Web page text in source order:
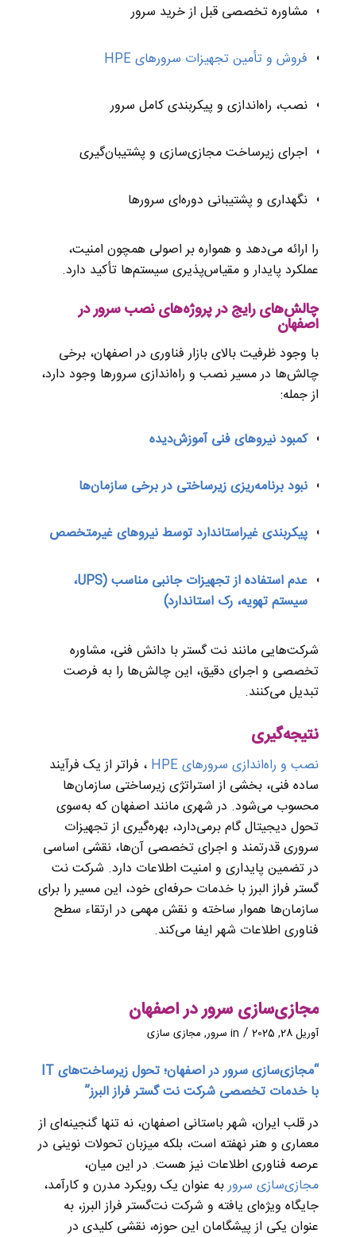
مشاوره تخصصی قبل از خرید سرور
فروش و تأمین تجهیزات سرورهای HPE
نصب، راه‌اندازی و پیکربندی کامل سرور
اجرای زیرساخت مجازی‌سازی و پشتیبان‌گیری
نگهداری و پشتیبانی دوره‌ای سرورها
را ارائه می‌دهد و همواره بر اصولی همچون امنیت،
عملکرد پایدار و مقیاس‌پذیری سیستم‌ها تأکید دارد.
چالش‌های رایج در پروژه‌های نصب سرور در
اصفهان
با وجود ظرفیت بالای بازار فناوری در اصفهان، برخی
چالش‌ها در مسیر نصب و راه‌اندازی سرورها وجود دارد،
از جمله:
کمبود نیروهای فنی آموزش‌دیده
نبود برنامه‌ریزی زیرساختی در برخی سازمان‌ها
پیکربندی غیراستاندارد توسط نیروهای غیرمتخصص
عدم استفاده از تجهیزات جانبی مناسب (UPS،
سیستم تهویه، رک استاندارد)
شرکت‌هایی مانند نت گستر با دانش فنی، مشاوره
تخصصی و اجرای دقیق، این چالش‌ها را به فرصت
تبدیل می‌کنند.
نتیجه‌گیری
نصب و راه‌اندازی سرورهای HPE
، فراتر از یک فرآیند
ساده فنی، بخشی از استراتژی زیرساختی سازمان‌ها
محسوب می‌شود. در شهری مانند اصفهان که به‌سوی
تحول دیجیتال گام برمی‌دارد، بهره‌گیری از تجهیزات
سروری قدرتمند و اجرای تخصصی آن‌ها، نقشی اساسی
در تضمین پایداری و امنیت اطلاعات دارد. شرکت نت
گستر فراز البرز با خدمات حرفه‌ای خود، این مسیر را برای
سازمان‌ها هموار ساخته و نقش مهمی در ارتقاء سطح
فناوری اطلاعات شهر ایفا می‌کند.
مجازی‌سازی سرور در اصفهان
آوریل 28, 2025 /
in سرور, مجازی سازی
“مجازی‌سازی سرور در اصفهان؛ تحول زیرساخت‌های IT
با خدمات تخصصی شرکت نت گستر فراز البرز”
در قلب ایران، شهر باستانی اصفهان، نه تنها گنجینه‌ای از
معماری و هنر نهفته است، بلکه میزبان تحولات نوینی در
عرصه فناوری اطلاعات نیز هست. در این میان،
مجازی‌سازی سروربه عنوان یک رویکرد مدرن و کارآمد،
جایگاه ویژه‌ای یافته و شرکت نت‌گستر فراز البرز، به
عنوان یکی از پیشگامان این حوزه، نقشی کلیدی در